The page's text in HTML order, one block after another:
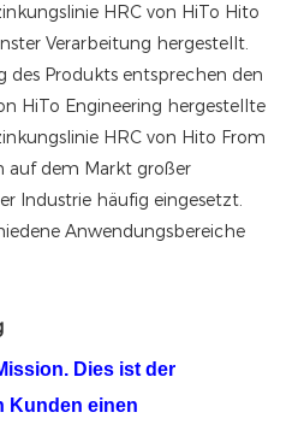
HRC von HiTo Hito
Verarbeitung hergestellt.
des Produkts entsprechen den
HiTo Engineering hergestellte
HRC von Hito From
auf dem Markt großer
Industrie häufig eingesetzt.
Anwendungsbereiche
Dies ist der
Kunden einen